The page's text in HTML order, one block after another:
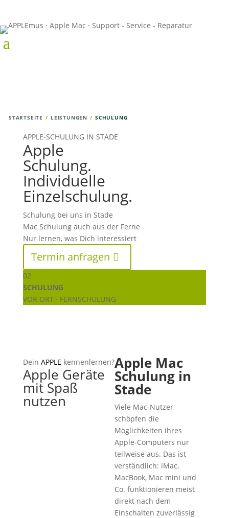
STARTSEITE LEISTUNGEN SCHULUNG
APPLE-SCHULUNG IN STADE
Apple
Schulung.
Individuelle
Einzelschulung.
Schulung bei uns in Stade
Mac Schulung auch aus der Ferne
Nur lernen, was Dich interessiert
Termin anfragen
02
SCHULUNG
VOR ORT · FERNSCHULUNG
Dein APPLE kennenlernen?
Apple Geräte
mit Spaß
nutzen
Apple Mac
Schulung in
Stade
Viele Mac-Nutzer
schöpfen die
Möglichkeiten ihres
Apple-Computers nur
teilweise aus. Das ist
verständlich: iMac,
MacBook, Mac mini und
Co. funktionieren meist
direkt nach dem
Einschalten zuverlässig